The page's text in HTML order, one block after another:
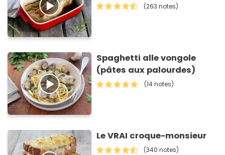
(263 notes)
Spaghetti alle vongole
(pâtes aux palourdes)
(14 notes)
Le VRAI croque-monsieur
(340 notes)